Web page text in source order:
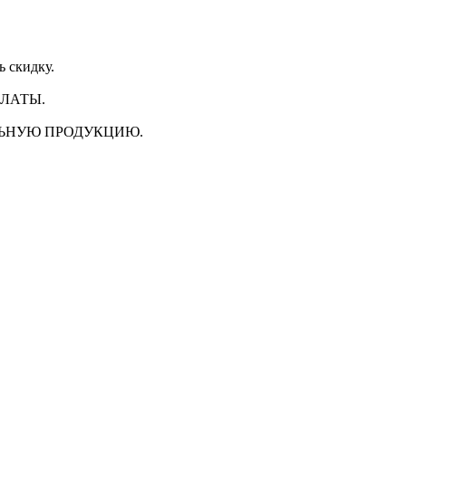
скидку.
.
ПРОДУКЦИЮ.